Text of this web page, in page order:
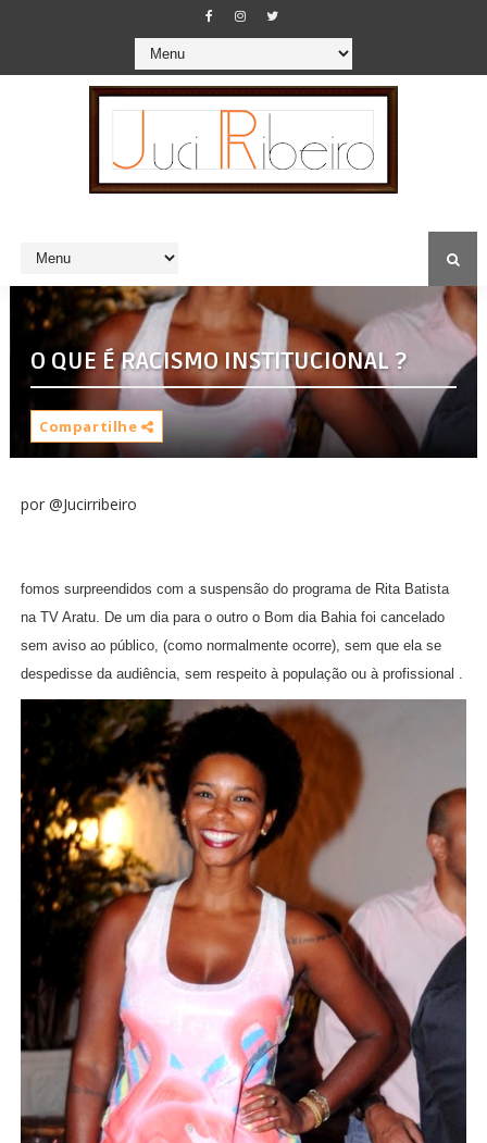
O QUE É RACISMO INSTITUCIONAL ?
Compartilhe
por @Jucirribeiro
fomos surpreendidos com a suspensão do programa de Rita Batista
na TV Aratu. De um dia para o outro o Bom dia Bahia foi cancelado
sem aviso ao público, (como normalmente ocorre), sem que ela se
despedisse da audiência, sem respeito à população ou à profissional .